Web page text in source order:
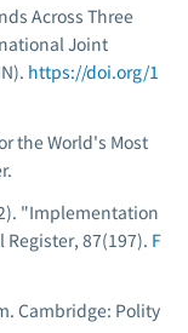
Across Three
Joint
. https://doi.org/1
the World's Most
"Implementation
Register, 87(197). F
. Cambridge: Polity